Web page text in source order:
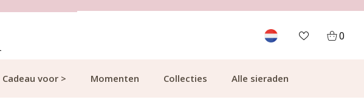
0
Cadeau voor > Momenten Collecties Alle sieraden